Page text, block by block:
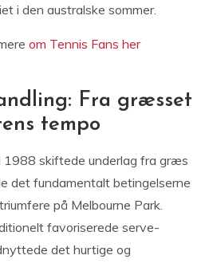
i den australske sommer.
om Tennis Fans her
Fra græsset
tempo
1988 skiftede underlag fra græs
det fundamentalt betingelserne
på Melbourne Park.
favoriserede serve-
det hurtige og